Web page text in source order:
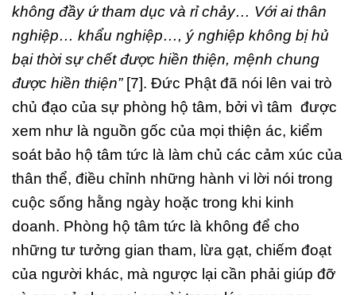
không đầy ứ tham dục và rỉ chảy… Với ai thân
nghiệp… khẩu nghiệp…, ý nghiệp không bị hủ
bại thời sự chết được hiền thiện, mệnh chung
được hiền thiện”[7]. Đức Phật đã nói lên vai trò
chủ đạo của sự phòng hộ tâm, bởi vì tâm được
xem như là nguồn gốc của mọi thiện ác, kiểm
soát bảo hộ tâm tức là làm chủ các cảm xúc của
thân thể, điều chỉnh những hành vi lời nói trong
cuộc sống hằng ngày hoặc trong khi kinh
doanh. Phòng hộ tâm tức là không để cho
những tư tưởng gian tham, lừa gạt, chiếm đoạt
của người khác, mà ngược lại cần phải giúp đỡ